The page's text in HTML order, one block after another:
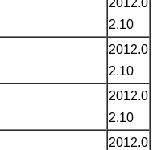
2.10
2012.0
2.10
2012.0
2.10
2012.0